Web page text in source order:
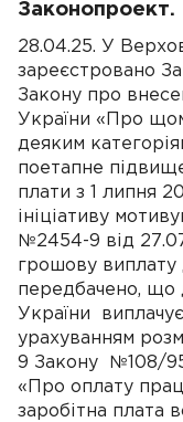
Законопроект.
28.04.25. У
зареєстровано
Закону про
України «Про
деяким
поетапне
плати з 1 липня
ініціативу
№2454-9 від
грошову виплату
передбачено, що
України
урахуванням
9 Закону №108/
«Про оплату
заробітна плата